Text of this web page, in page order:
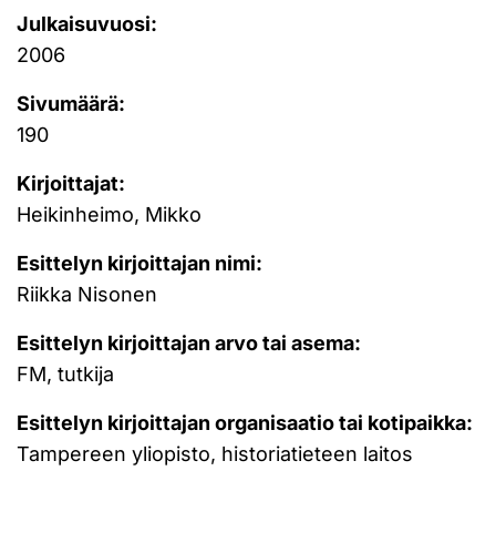
Julkaisuvuosi:
2006
Sivumäärä:
190
Kirjoittajat:
Heikinheimo, Mikko
Esittelyn kirjoittajan nimi:
Riikka Nisonen
Esittelyn kirjoittajan arvo tai asema:
FM, tutkija
Esittelyn kirjoittajan organisaatio tai kotipaikka:
Tampereen yliopisto, historiatieteen laitos